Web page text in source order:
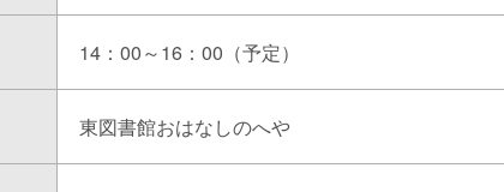
14：00～16：00（予定）
東図書館おはなしのへや